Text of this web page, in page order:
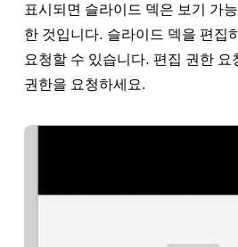
표시되면 슬라이드 덱은 보기 가능
한 것입니다. 슬라이드 덱을 편집
요청할 수 있습니다. 편집 권한 요
권한을 요청하세요.